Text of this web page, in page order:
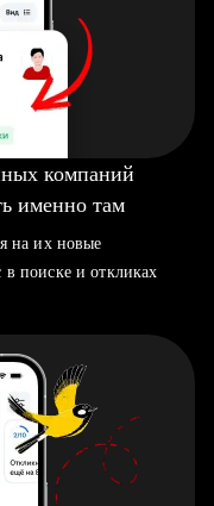
компаний
именно там
на их новые
поиске и откликах